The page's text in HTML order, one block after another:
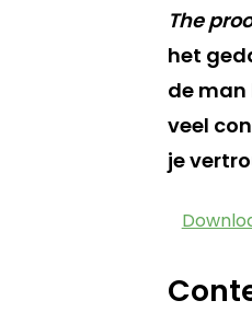
The
het
de man
veel
je